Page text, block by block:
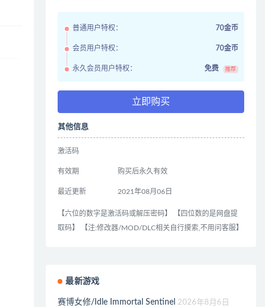
普通用户特权： 70金币
会员用户特权： 70金币
永久会员用户特权： 免费 推荐
立即购买
其他信息
激活码
有效期 购买后永久有效
最近更新 2021年08月06日
【六位的数字是激活码或解压密码】 【四位数的是网盘提
取码】 【注:修改器/MOD/DLC相关自行摸索,不用问客服】
最新游戏
赛博女修/Idle Immortal Sentinel 2026年8月6日